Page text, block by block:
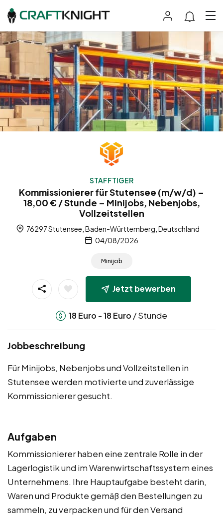
STAFFTIGER
Kommissionierer für Stutensee (m/w/d) –
18,00 € / Stunde – Minijobs, Nebenjobs,
Vollzeitstellen
76297 Stutensee, Baden-Württemberg, Deutschland
04/08/2026
Minijob
Jetzt bewerben
18 Euro -18 Euro / Stunde
Jobbeschreibung
Für Minijobs, Nebenjobs und Vollzeitstellen in
Stutensee werden motivierte und zuverlässige
Kommissionierer gesucht.
Aufgaben
Kommissionierer haben eine zentrale Rolle in der
Lagerlogistik und im Warenwirtschaftssystem eines
Unternehmens. Ihre Hauptaufgabe besteht darin,
Waren und Produkte gemäß den Bestellungen zu
sammeln, zu verpacken und für den Versand